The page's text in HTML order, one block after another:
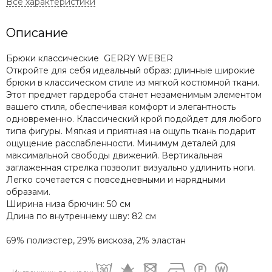
Описание
Брюки классические GERRY WEBER
Откройте для себя идеальный образ: длинные широкие
брюки в классическом стиле из мягкой костюмной ткани.
Этот предмет гардероба станет незаменимым элементом
вашего стиля, обеспечивая комфорт и элегантность
одновременно. Классический крой подойдет для любого
типа фигуры. Мягкая и приятная на ощупь ткань подарит
ощущение расслабленности. Минимум деталей для
максимальной свободы движений. Вертикальная
заглаженная стрелка позволит визуально удлинить ноги.
Легко сочетается с повседневными и нарядными
образами.
Ширина низа брючин: 50 см
Длина по внутреннему шву: 82 см
69% полиэстер, 29% вискоза, 2% эластан